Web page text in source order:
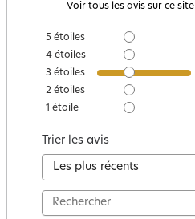
Voir tous les avis sur ce site
5 étoiles
4 étoiles
3 étoiles
2 étoiles
1 étoile
Trier les avis